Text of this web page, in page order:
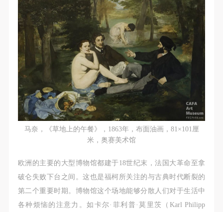
马奈，《草地上的午餐》，1863年，布面油画，81×101厘
米，奥赛美术馆
欧洲的主要的大型博物馆都建于18世纪末，法国大革命至拿
破仑失败下台之间。这也是福柯所关注的与古典时代断裂的
第二个重要时期。博物馆这个场地能够分散人们对于生活中
各种烦恼的注意力。如卡尔·菲利普·莫里茨（Karl Philipp